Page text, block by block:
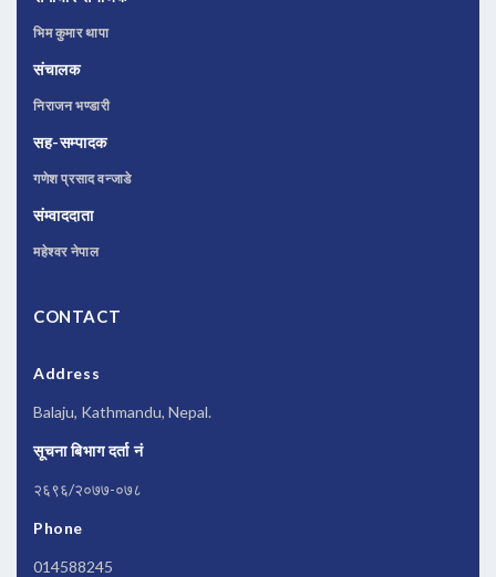
भिम कुमार थापा
संचालक
निराजन भण्डारी
सह-सम्पादक
गणेश प्रसाद वन्जाडे
संम्वाददाता
महेश्वर नेपाल
CONTACT
Address
Balaju, Kathmandu, Nepal.
सूचना बिभाग दर्ता नं
२६९६/२०७७-०७८
Phone
014588245